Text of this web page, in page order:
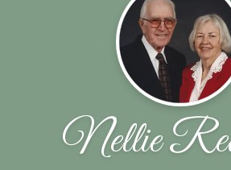
Nellie